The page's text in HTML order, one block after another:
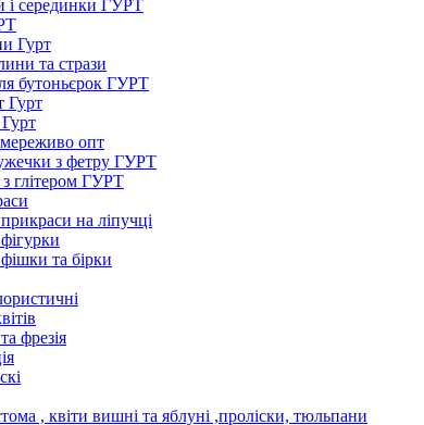
і серединки ГУРТ
Гурт
та стрази
бутоньєрок ГУРТ
Гурт
мереживо опт
з фетру ГУРТ
глітером ГУРТ
на ліпучці
та бірки
фрезія
, квіти вишні та яблуні ,проліски, тюльпани